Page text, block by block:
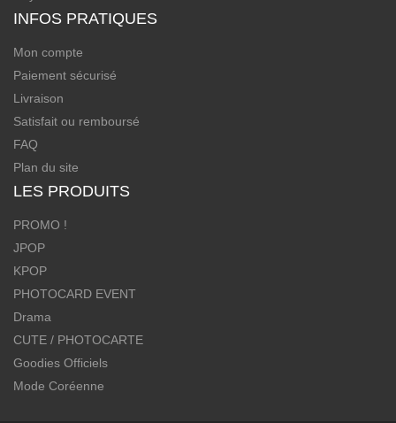
INFOS PRATIQUES
Mon compte
Paiement sécurisé
Livraison
Satisfait ou remboursé
FAQ
Plan du site
LES PRODUITS
PROMO !
JPOP
KPOP
PHOTOCARD EVENT
Drama
CUTE / PHOTOCARTE
Goodies Officiels
Mode Coréenne